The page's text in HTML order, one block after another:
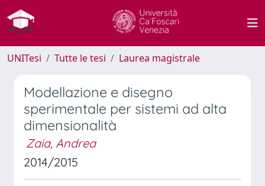
UNITesi Tutte le tesi Laurea magistrale
Modellazione e disegno
sperimentale per sistemi ad alta
dimensionalità
Zaia, Andrea
2014/2015